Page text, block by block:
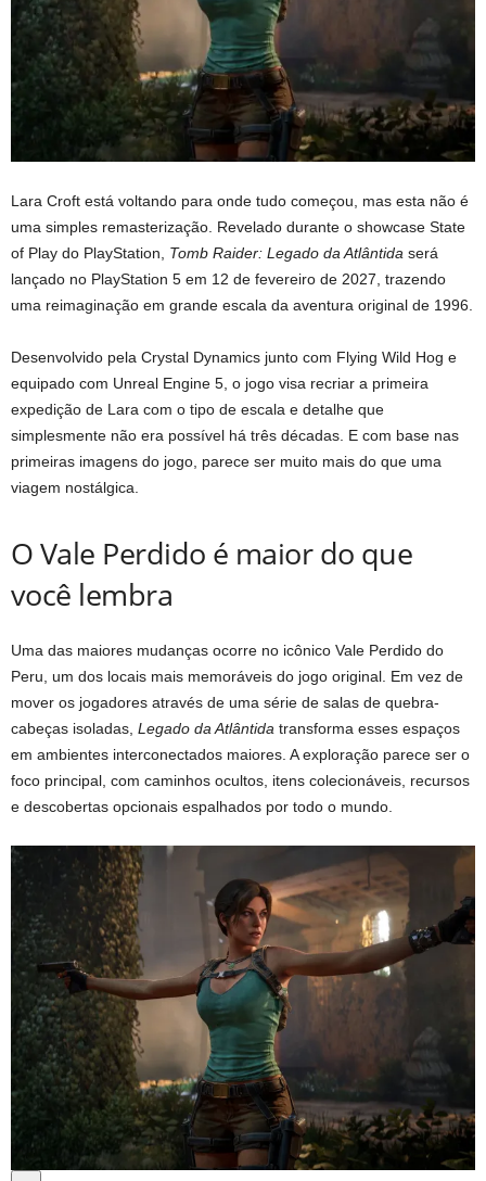
Lara Croft está voltando para onde tudo começou, mas esta não é
uma simples remasterização. Revelado durante o showcase State
of Play do PlayStation, Tomb Raider: Legado da Atlântida será
lançado no PlayStation 5 em 12 de fevereiro de 2027, trazendo
uma reimaginação em grande escala da aventura original de 1996.
Desenvolvido pela Crystal Dynamics junto com Flying Wild Hog e
equipado com Unreal Engine 5, o jogo visa recriar a primeira
expedição de Lara com o tipo de escala e detalhe que
simplesmente não era possível há três décadas. E com base nas
primeiras imagens do jogo, parece ser muito mais do que uma
viagem nostálgica.
O Vale Perdido é maior do que
você lembra
Uma das maiores mudanças ocorre no icônico Vale Perdido do
Peru, um dos locais mais memoráveis ​​do jogo original. Em vez de
mover os jogadores através de uma série de salas de quebra-
cabeças isoladas, Legado da Atlântida transforma esses espaços
em ambientes interconectados maiores. A exploração parece ser o
foco principal, com caminhos ocultos, itens colecionáveis, recursos
e descobertas opcionais espalhados por todo o mundo.